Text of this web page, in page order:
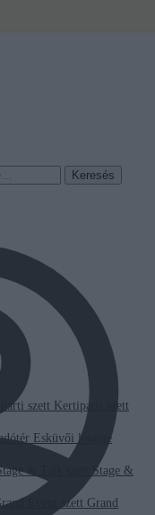
Keresés
Kertiparti szett
Esküvői lounge
Stage &
Grand